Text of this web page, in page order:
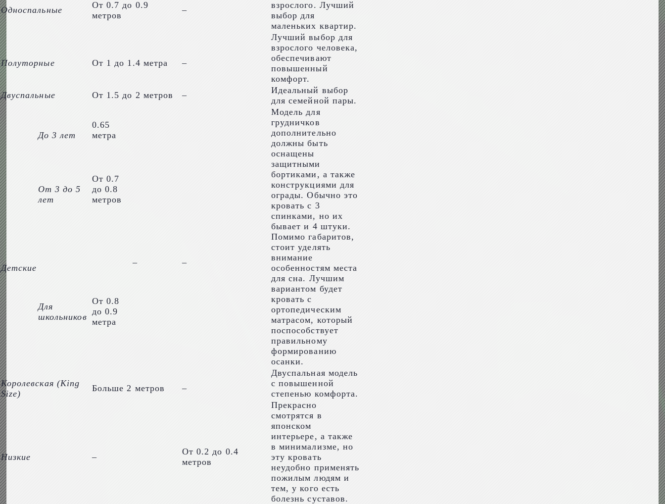
Односпальные
От 0.7 до 0.9
метров
–
взрослого. Лучший
выбор для
маленьких квартир.
Полуторные От 1 до 1.4 метра –
Лучший выбор для
взрослого человека,
обеспечивают
повышенный
комфорт.
Двуспальные
От 1.5 до 2 метров –
Идеальный выбор
для семейной пары.
Детские
До 3 лет
0.65
метра
– –
Модель для
грудничков
дополнительно
должны быть
оснащены
защитными
бортиками, а также
конструкциями для
ограды. Обычно это
кровать с 3
спинками, но их
бывает и 4 штуки.
Помимо габаритов,
стоит уделять
внимание
особенностям места
для сна. Лучшим
вариантом будет
кровать с
ортопедическим
матрасом, который
поспособствует
правильному
формированию
осанки.
От 3 до 5
лет
От 0.7
до 0.8
метров
Для
школьников
От 0.8
до 0.9
метра
Королевская (King
Size)
Больше 2 метров –
Двуспальная модель
с повышенной
степенью комфорта.
Низкие –
От 0.2 до 0.4
метров
Прекрасно
смотрятся в
японском
интерьере, а также
в минимализме, но
эту кровать
неудобно применять
пожилым людям и
тем, у кого есть
болезнь суставов.